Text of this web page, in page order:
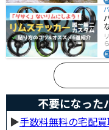
不要になった
▶︎手数料無料の宅配